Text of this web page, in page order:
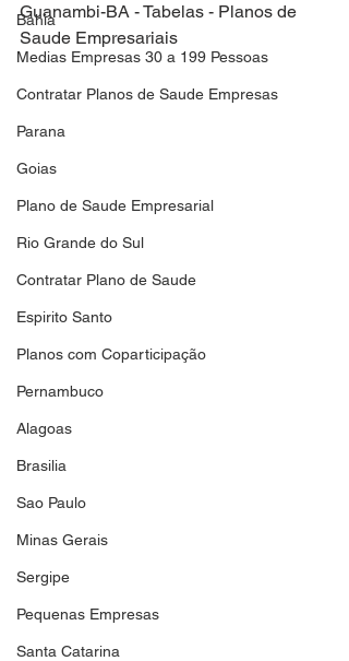
Bahia
Medias Empresas 30 a 199 Pessoas
Contratar Planos de Saude Empresas
Parana
Goias
Plano de Saude Empresarial
Rio Grande do Sul
Contratar Plano de Saude
Espirito Santo
Planos com Coparticipação
Pernambuco
Alagoas
Brasilia
Sao Paulo
Minas Gerais
Sergipe
Pequenas Empresas
Santa Catarina
Guanambi-BA - Tabelas - Planos de
Saude Empresariais